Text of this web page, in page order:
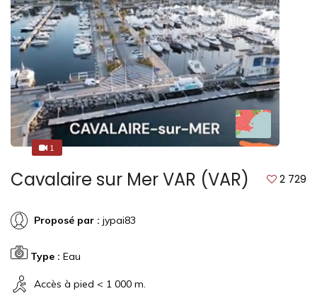
11
Cavalaire sur Mer VAR (VAR) 2 729
Proposé par : jypai83
Type : Eau
Accès à pied < 1 000 m.